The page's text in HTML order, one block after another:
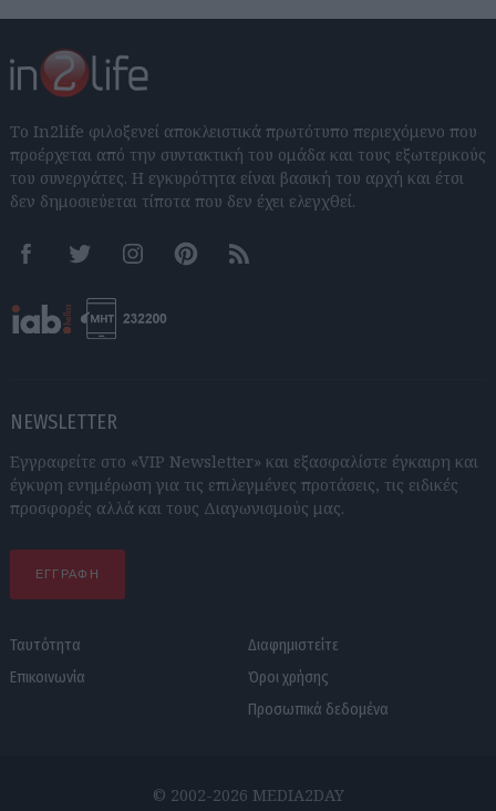
Το In2life φιλοξενεί αποκλειστικά πρωτότυπο περιεχόμενο που
προέρχεται από την συντακτική του ομάδα και τους εξωτερικούς
του συνεργάτες. Η εγκυρότητα είναι βασική του αρχή και έτσι
δεν δημοσιεύεται τίποτα που δεν έχει ελεγχθεί.
FacebookTwitter InstagramPinterestRSS feeds
NEWSLETTER
Εγγραφείτε στο «VIP Newsletter» και εξασφαλίστε έγκαιρη και
έγκυρη ενημέρωση για τις επιλεγμένες προτάσεις, τις ειδικές
προσφορές αλλά και τους Διαγωνισμούς μας.
ΕΓΓΡΑΦΗ
Ταυτότητα
Επικοινωνία
Διαφημιστείτε
Όροι χρήσης
Προσωπικά δεδομένα
© 2002-2026 MEDIA2DAY